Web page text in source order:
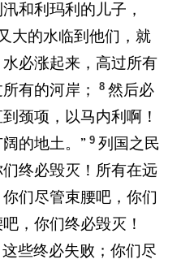
和利玛利的儿子，
大的水临到他们，就
必涨起来，高过所有
有的河岸；
8 然后必
颈项，以马内利啊！
的地土。” 9 列国之民
终必毁灭！所有在远
们尽管束腰吧，你们
，你们终必毁灭！
些终必失败；你们尽